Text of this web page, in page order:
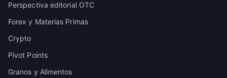
Perspectiva editorial OTC
Forex y Materias Primas
Crypto
Pivot Points
Granos y Alimentos